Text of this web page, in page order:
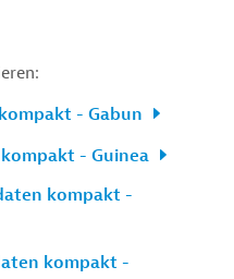
- Gabun
- Guinea
kompakt -
kompakt -